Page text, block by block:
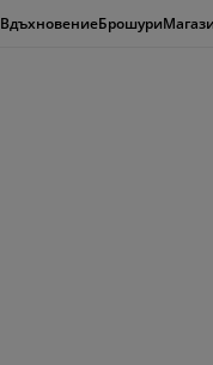
ВдъхновениеБрошури